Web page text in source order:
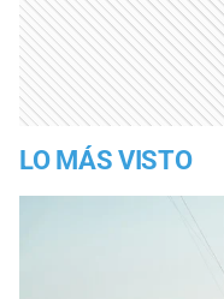
LO MÁS VISTO